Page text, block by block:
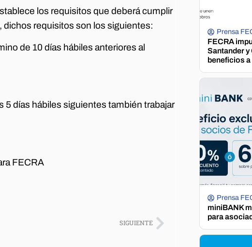
los requisitos que deberá cumplir
dichos requisitos son los siguientes:
de 10 días hábiles anteriores al
5 días hábiles siguientes también trabajar
FECRA
SIGUIENTE
Prensa
FECRA
Santander y
beneficios
Prensa
miniBANK
para